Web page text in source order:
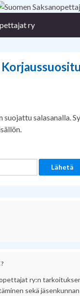
ry
suojattu salasanalla.
profiili
ry:n
sekä